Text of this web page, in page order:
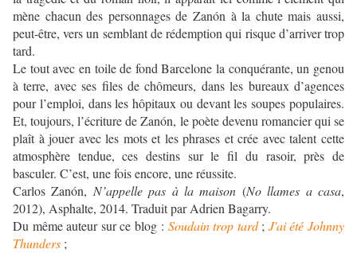
mène chacun des personnages de Zanón à la chute mais aussi,
peut-être, vers un semblant de rédemption qui risque d’arriver trop
tard.
Le tout avec en toile de fond Barcelone la conquérante, un genou
à terre, avec ses files de chômeurs, dans les bureaux d’agences
pour l’emploi, dans les hôpitaux ou devant les soupes populaires.
Et, toujours, l’écriture de Zanón, le poète devenu romancier qui se
plaît à jouer avec les mots et les phrases et crée avec talent cette
atmosphère tendue, ces destins sur le fil du rasoir, près de
basculer. C’est, une fois encore, une réussite.
Carlos Zanón, N’appelle pas à la maison (No llames a casa,
2012), Asphalte, 2014. Traduit par Adrien Bagarry.
Du même auteur sur ce blog : Soudain trop tard; J'ai été Johnny
Thunders ;